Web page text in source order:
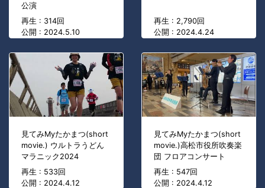
公演
再生 : 314回
公開 : 2024.5.10
再生 : 2,790回
公開 : 2024.4.24
見てみMyたかまつ(short
movie.) ウルトラうどん
マラニック2024
再生 : 533回
公開 : 2024.4.12
見てみMyたかまつ(short
movie.)高松市役所吹奏楽
団 フロアコンサート
再生 : 547回
公開 : 2024.4.12